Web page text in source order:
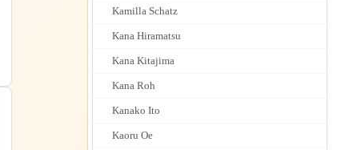
Kamilla Schatz
Kana Hiramatsu
Kana Kitajima
Kana Roh
Kanako Ito
Kaoru Oe